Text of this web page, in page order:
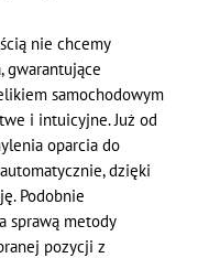
nie chcemy
gwarantujące
samochodowym
i intuicyjne. Już od
oparcia do
dzięki
Podobnie
sprawą metody
pozycji z